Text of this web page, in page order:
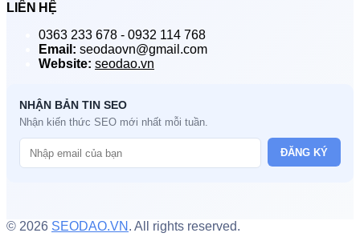
LIÊN HỆ
0363 233 678 - 0932 114 768
Email: seodaovn@gmail.com
Website: seodao.vn
NHẬN BẢN TIN SEO
Nhận kiến thức SEO mới nhất mỗi tuần.
ĐĂNG KÝ
© 2026 SEODAO.VN . All rights reserved.